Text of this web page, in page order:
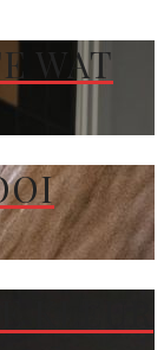
WAT